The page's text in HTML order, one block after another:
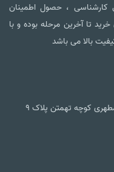
کارشناسی ، حصول اطمینان
تا آخرین مرحله بوده و با
بالا می باشد
سهروردی شمالی بالا تر ازمطهری کوچه تهمتن پلاک ۹